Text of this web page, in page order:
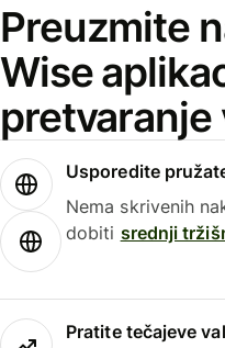
Preuzmite
Wise
pretvaranje
Usporedite
Nema skrivenih
dobiti srednji
Pratite tečajeve